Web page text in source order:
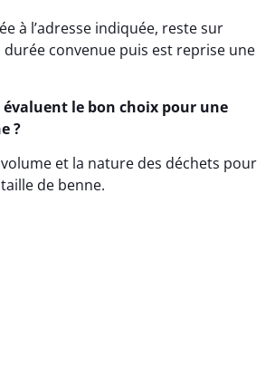
à l’adresse indiquée, reste sur
durée convenue puis est reprise une
évaluent le bon choix pour une
?
et la nature des déchets pour
de benne.